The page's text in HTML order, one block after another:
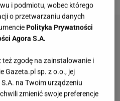
i podmiotu, wobec którego
o przetwarzaniu danych
Polityka Prywatności
Agora S.A.
też zgodę na zainstalowanie i
Gazeta.pl sp. z o.o., jej
na Twoim urządzeniu
zmienić swoje preferencje